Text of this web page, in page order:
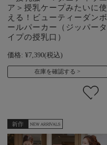
ア＞授乳ケープみたいに使
える！ビューティーダンボ
ールパーカー（ジッパータ
イプの授乳口）
価格: ¥7,390(税込)
在庫を確認する